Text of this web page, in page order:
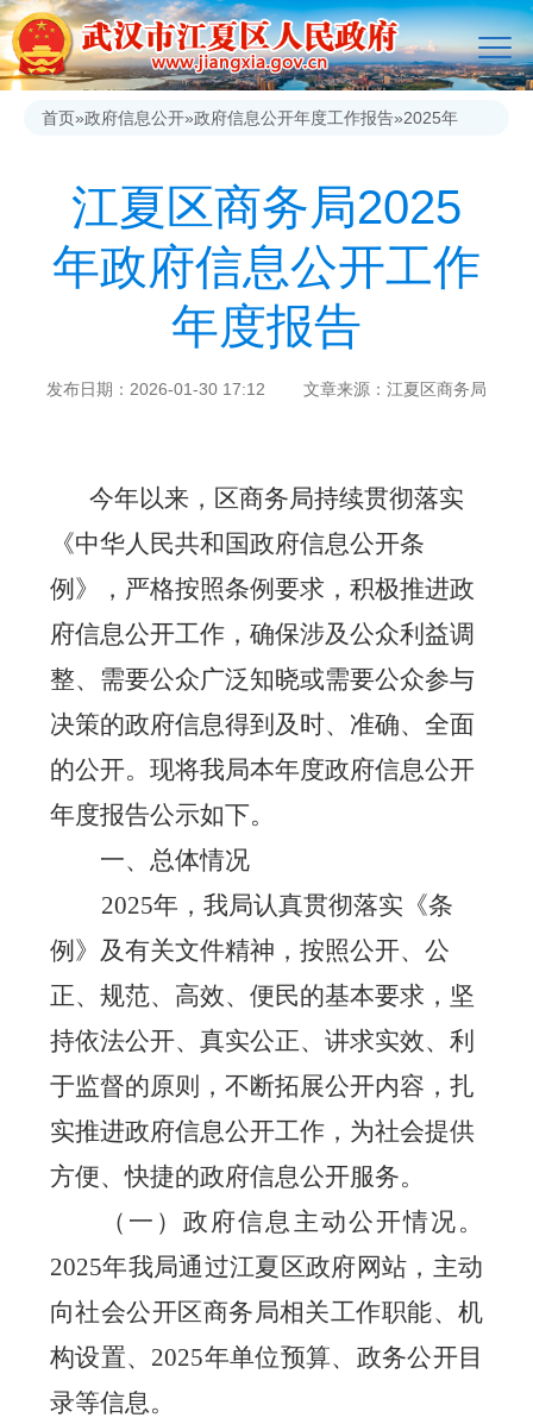
首页»政府信息公开»政府信息公开年度工作报告»2025年
江夏区商务局2025
年政府信息公开工作
年度报告
发布日期：2026-01-30 17:12 文章来源：江夏区商务局
今年以来，区商务局持续贯彻落实
《中华人民共和国政府信息公开条
例》，严格按照条例要求，积极推进政
府信息公开工作，确保涉及公众利益调
整、需要公众广泛知晓或需要公众参与
决策的政府信息得到及时、准确、全面
的公开。现将我局本年度政府信息公开
年度报告公示如下。
一、总体情况
2025年，我局认真贯彻落实《条
例》及有关文件精神，按照公开、公
正、规范、高效、便民的基本要求，坚
持依法公开、真实公正、讲求实效、利
于监督的原则，不断拓展公开内容，扎
实推进政府信息公开工作，为社会提供
方便、快捷的政府信息公开服务。
（一）政府信息主动公开情况。
2025年我局通过江夏区政府网站，主动
向社会公开区商务局相关工作职能、机
构设置、 2025年单位预算、政务公开目
录等信息。